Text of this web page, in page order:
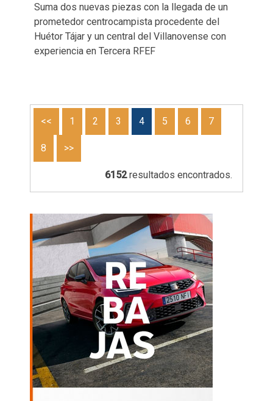
Suma dos nuevas piezas con la llegada de un
prometedor centrocampista procedente del
Huétor Tájar y un central del Villanovense con
experiencia en Tercera RFEF
<< 1 2 3 4 5 6 7
8 >>
6152resultados encontrados.